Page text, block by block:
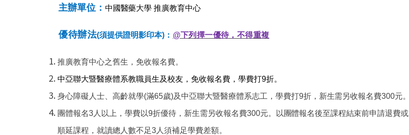
主辦單位： 中國醫藥大學 推廣教育中心
優待辦法(須提供證明影印本)： @下列擇一優待，不得重複
推廣教育中心之舊生，免收報名費。
中亞聯大暨醫療體系教職員生及校友，免收報名費，學費打9折。
身心障礙人士、高齡就學(滿65歲)及中亞聯大暨醫療體系志工，學費打9折，新生需另收報名費300元。
團體報名3人以上，學費以9折優待，新生需另收報名費300元。以團體報名後至課程結束前申請退費或
順延課程，就讀總人數不足3人須補足學費差額。